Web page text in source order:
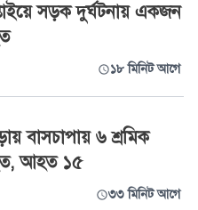
সড়ক দুর্ঘটনায় একজন
১৮ মিনিট আগে
বাসচাপায় ৬ শ্রমিক
আহত ১৫
৩৩ মিনিট আগে